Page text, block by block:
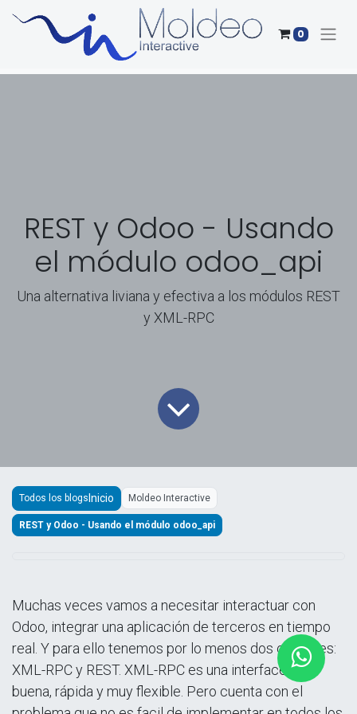
0
REST y Odoo - Usando
el módulo odoo_api
Una alternativa liviana y efectiva a los módulos REST
y XML-RPC
Todos los blogs Moldeo Interactive
REST y Odoo - Usando el módulo odoo_api
Muchas veces vamos a necesitar interactuar con
Odoo, integrar una aplicación de terceros en tiempo
real. Y para ello tenemos por lo menos dos opciones:
XML-RPC y REST. XML-RPC es una interface muy
buena, rápida y muy flexible. Pero cuenta con el